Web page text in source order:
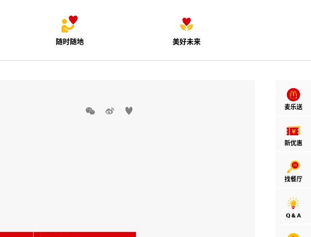
随时随地 美好未来
麦乐送
新优惠
找餐厅
Q & A
  